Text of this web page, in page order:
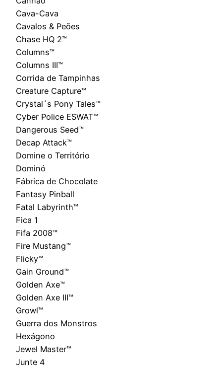
Cava-Cava
Cavalos & Peões
Chase HQ 2™
Columns™
Columns III™
Corrida de Tampinhas
Creature Capture™
Crystal´s Pony Tales™
Cyber Police ESWAT™
Dangerous Seed™
Decap Attack™
Domine o Território
Dominó
Fábrica de Chocolate
Fantasy Pinball
Fatal Labyrinth™
Fica 1
Fifa 2008™
Fire Mustang™
Flicky™
Gain Ground™
Golden Axe™
Golden Axe III™
Growl™
Guerra dos Monstros
Hexágono
Jewel Master™
Junte 4